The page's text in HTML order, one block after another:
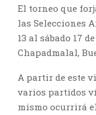
El torneo que
las Selecciones
13 al sábado 17
Chapadmalal,
A partir de este
varios partidos
mismo ocurrirá